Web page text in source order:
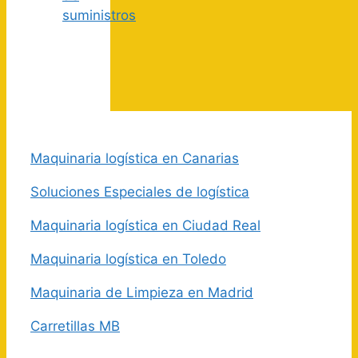
suministros
Maquinaria logística en Canarias
Soluciones Especiales de logística
Maquinaria logística en Ciudad Real
Maquinaria logística en Toledo
Maquinaria de Limpieza en Madrid
Carretillas MB